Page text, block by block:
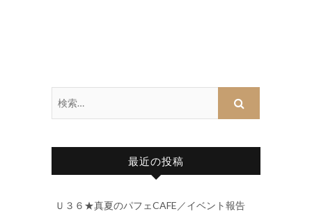
最近の投稿
Ｕ３６★真夏のパフェCAFE／イベント報告